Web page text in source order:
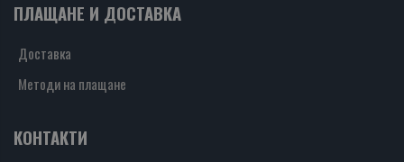
ПЛАЩАНЕ И ДОСТАВКА
Доставка
Методи на плащане
КОНТАКТИ